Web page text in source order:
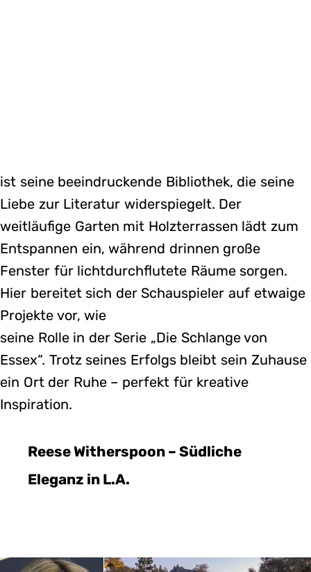
ist seine beeindruckende Bibliothek, die seine
Liebe zur Literatur widerspiegelt. Der
weitläufige Garten mit Holzterrassen lädt zum
Entspannen ein, während drinnen große
Fenster für lichtdurchflutete Räume sorgen.
Hier bereitet sich der Schauspieler auf etwaige
Projekte vor, wie
seine Rolle in der Serie „Die Schlange von
Essex“. Trotz seines Erfolgs bleibt sein Zuhause
ein Ort der Ruhe – perfekt für kreative
Inspiration.
Reese Witherspoon – Südliche
Eleganz in L.A.